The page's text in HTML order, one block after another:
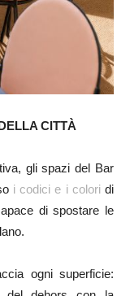
CITTÀ
gli spazi del Bar
i codici e i coloridi
di spostare le
ogni superficie: